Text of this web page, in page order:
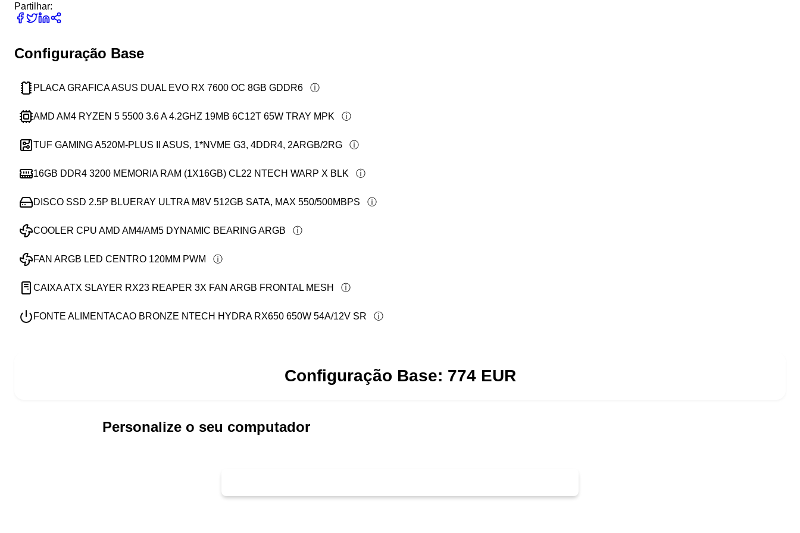
Partilhar:
Configuração Base
PLACA GRAFICA ASUS DUAL EVO RX 7600 OC 8GB GDDR6
AMD AM4 RYZEN 5 5500 3.6 A 4.2GHZ 19MB 6C12T 65W TRAY MPK
TUF GAMING A520M-PLUS II ASUS, 1*NVME G3, 4DDR4, 2ARGB/2RG
16GB DDR4 3200 MEMORIA RAM (1X16GB) CL22 NTECH WARP X BLK
DISCO SSD 2.5P BLUERAY ULTRA M8V 512GB SATA, MAX 550/500MBPS
COOLER CPU AMD AM4/AM5 DYNAMIC BEARING ARGB
FAN ARGB LED CENTRO 120MM PWM
CAIXA ATX SLAYER RX23 REAPER 3X FAN ARGB FRONTAL MESH
FONTE ALIMENTACAO BRONZE NTECH HYDRA RX650 650W 54A/12V SR
Configuração Base: 774 EUR
Personalize o seu computador